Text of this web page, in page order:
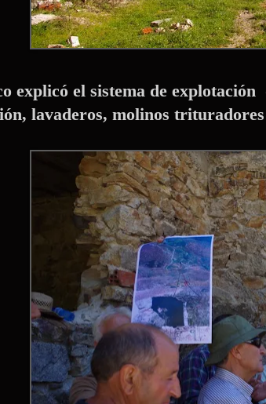
explicó el sistema de
lavaderos, molinos